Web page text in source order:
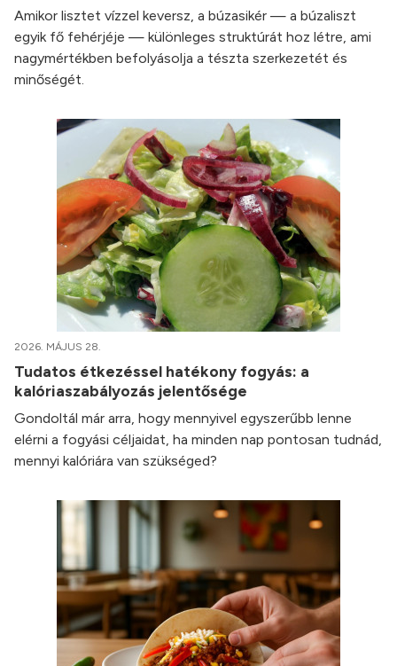
Amikor lisztet vízzel keversz, a búzasikér — a búzaliszt
egyik fő fehérjéje — különleges struktúrát hoz létre, ami
nagymértékben befolyásolja a tészta szerkezetét és
minőségét.
2026. MÁJUS 28.
Tudatos étkezéssel hatékony fogyás: a
kalóriaszabályozás jelentősége
Gondoltál már arra, hogy mennyivel egyszerűbb lenne
elérni a fogyási céljaidat, ha minden nap pontosan tudnád,
mennyi kalóriára van szükséged?